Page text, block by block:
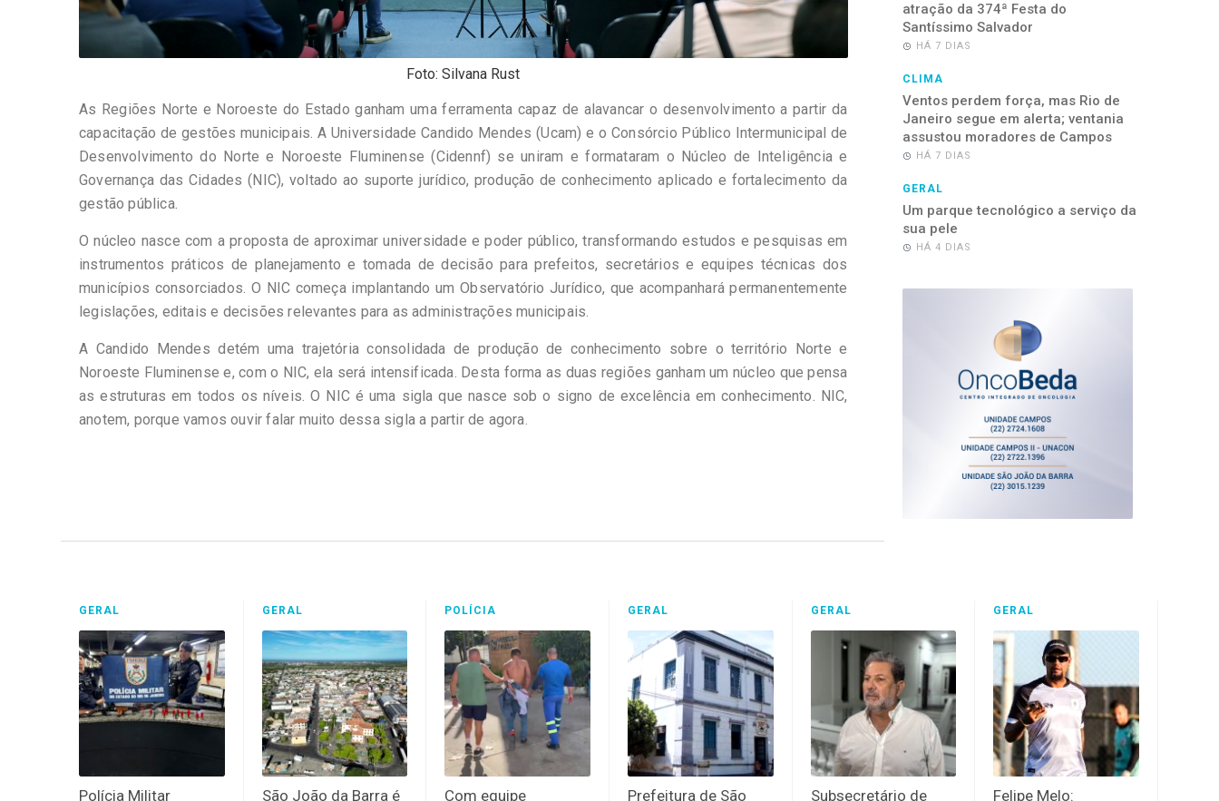
Foto: Silvana Rust
As Regiões Norte e Noroeste do Estado ganham uma ferramenta capaz de alavancar o desenvolvimento a partir da
capacitação de gestões municipais. A Universidade Candido Mendes (Ucam) e o Consórcio Público Intermunicipal de
Desenvolvimento do Norte e Noroeste Fluminense (Cidennf) se uniram e formataram o Núcleo de Inteligência e
Governança das Cidades (NIC), voltado ao suporte jurídico, produção de conhecimento aplicado e fortalecimento da
gestão pública.
O núcleo nasce com a proposta de aproximar universidade e poder público, transformando estudos e pesquisas em
instrumentos práticos de planejamento e tomada de decisão para prefeitos, secretários e equipes técnicas dos
municípios consorciados. O NIC começa implantando um Observatório Jurídico, que acompanhará permanentemente
legislações, editais e decisões relevantes para as administrações municipais.
A Candido Mendes detém uma trajetória consolidada de produção de conhecimento sobre o território Norte e
Noroeste Fluminense e, com o NIC, ela será intensificada. Desta forma as duas regiões ganham um núcleo que pensa
as estruturas em todos os níveis. O NIC é uma sigla que nasce sob o signo de excelência em conhecimento. NIC,
anotem, porque vamos ouvir falar muito dessa sigla a partir de agora.
atração da 374ª Festa do
Santíssimo Salvador
HÁ 7 DIAS
CLIMA
Ventos perdem força, mas Rio de
Janeiro segue em alerta; ventania
assustou moradores de Campos
HÁ 7 DIAS
GERAL
Um parque tecnológico a serviço da
sua pele
HÁ 4 DIAS
GERAL
Polícia Militar
GERAL
São João da Barra é
POLÍCIA
Com equipe
GERAL
Prefeitura de São
GERAL
Subsecretário de
GERAL
Felipe Melo: